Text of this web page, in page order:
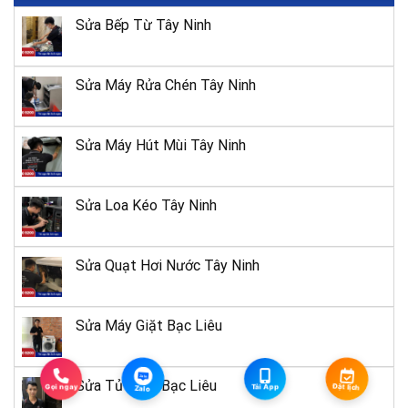
17
– Dĩ An
Dương
18 Đắk Lắk
Đắk Lắk
19 Bình Phước
TP. Đồng
20
21 Bạc Liêu
Sáu, Phường
8, TP. Bạc
149 An
Sửa Bếp Từ Tây Ninh
Sửa Máy Rửa Chén Tây Ninh
Sửa Máy Hút Mùi Tây Ninh
Sửa Loa Kéo Tây Ninh
Sửa Quạt Hơi Nước Tây Ninh
Sửa Máy Giặt Bạc Liêu
Sửa Tủ Lạnh Bạc Liêu
Gọi ngay
Zalo
Zalo Tải App Đặt lịch